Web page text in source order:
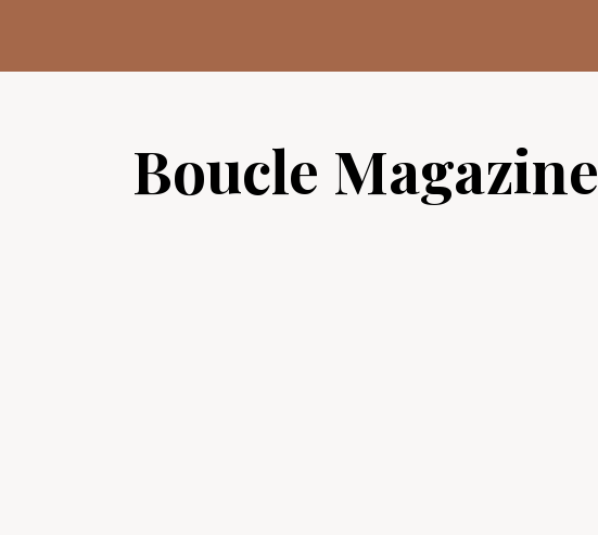
contenu
Boucle Magazine